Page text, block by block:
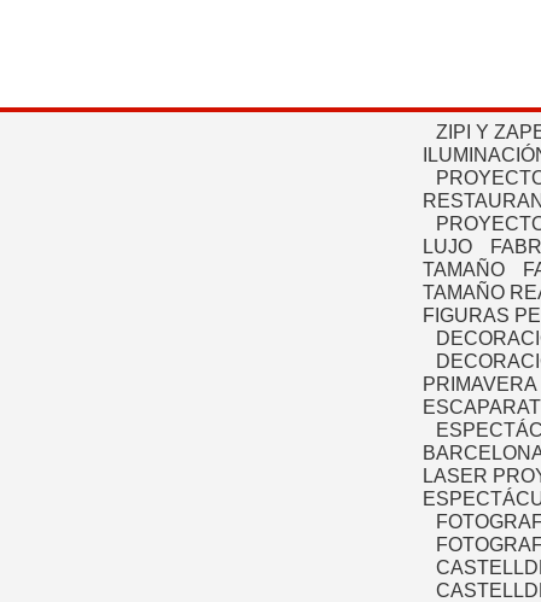
ZIPI Y
LUJO
TAMAÑO
TAMAÑO
FIGURAS
PRIMAVERA
LASER